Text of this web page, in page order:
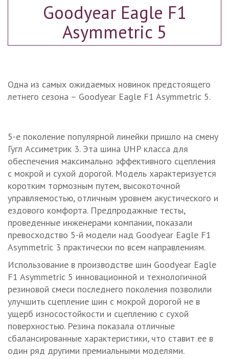
Goodyear Eagle F1
Asymmetric 5
Одна из самых ожидаемых новинок предстоящего
летнего сезона – Goodyear Eagle F1 Asymmetric 5.
5-е поколение популярной линейки пришло на смену
Гугл Ассиметрик 3. Эта шина UHP класса для
обеспечения максимально эффективного сцепления
с мокрой и сухой дорогой. Модель характеризуется
коротким тормозным путем, высокоточной
управляемостью, отличным уровнем акустического и
ездового комфорта. Предпродажные тесты,
проведенные инженерами компании, показали
превосходство 5-й модели над Goodyear Eagle F1
Asymmetric 3 практически по всем направлениям.
Использование в производстве шин Goodyear Eagle
F1 Asymmetric 5 инновационной и технологичной
резиновой смеси последнего поколения позволили
улучшить сцепление шин с мокрой дорогой не в
ущерб износостойкости и сцеплению с сухой
поверхностью. Резина показала отличные
сбалансированные характеристики, что ставит ее в
один ряд другими премиальными моделями.